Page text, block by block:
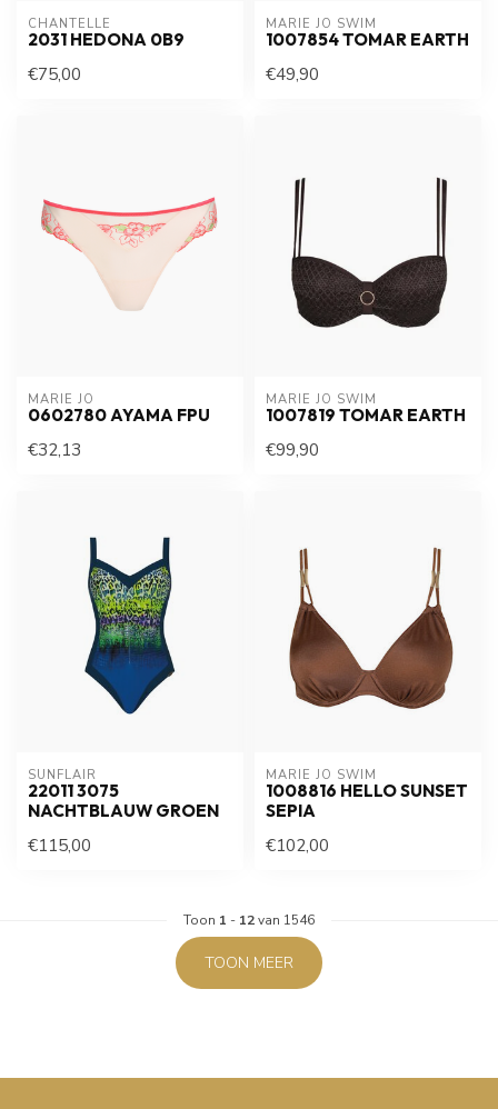
CHANTELLE
2031 HEDONA 0B9
€75,00
MARIE JO SWIM
1007854 TOMAR EARTH
€49,90
MARIE JO
0602780 AYAMA FPU
€32,13
MARIE JO SWIM
1007819 TOMAR EARTH
€99,90
SUNFLAIR
22011 3075
NACHTBLAUW GROEN
€115,00
MARIE JO SWIM
1008816 HELLO SUNSET
SEPIA
€102,00
Toon 1 - 12van 1546
TOON MEER